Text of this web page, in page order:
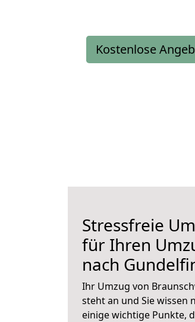
Kostenlose
Stressfreie
für Ihren
nach
Ihr Umzug von
steht an und Sie wissen
einige wichtige Punkte,